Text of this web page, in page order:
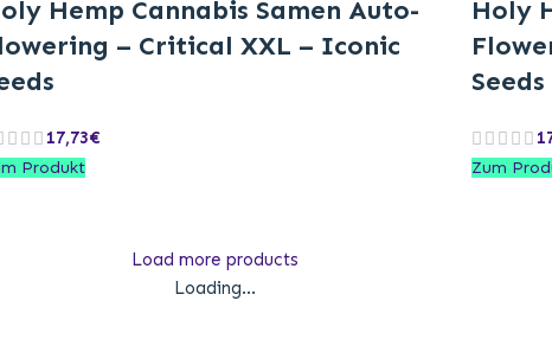
Hemp Cannabis Samen Auto-
– Critical XXL – Iconic
17,73€
Produkt
Holy
Seeds
Zum
Load more products
Loading...